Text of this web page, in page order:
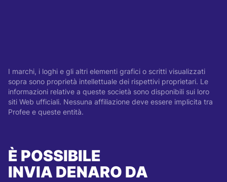
I marchi, i loghi e gli altri elementi grafici o scritti visualizzati
sopra sono proprietà intellettuale dei rispettivi proprietari. Le
informazioni relative a queste società sono disponibili sui loro
siti Web ufficiali. Nessuna affiliazione deve essere implicita tra
Profee e queste entità.
È POSSIBILE
INVIA DENARO DA